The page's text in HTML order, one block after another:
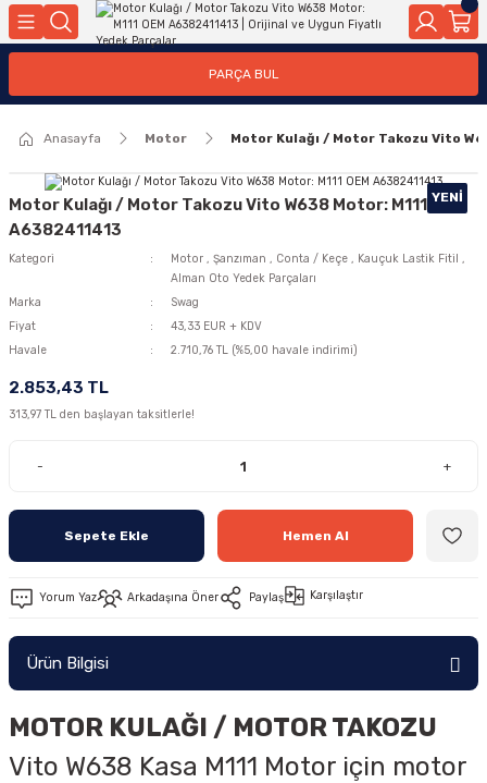
Geri Dön
Geri Dön
Geri Dön
Yakıt Pompası, Yakıt Hatları
Motor Elektrik
Ateşleme Buji Bobin Buji Kablosu
Geri Dön
Geri Dön
Geri Dön
Kollar
Geri Dön
Geri Dön
Ön Arka
Geri Dön
PARÇA BUL
Anasayfa Motor Motor Kulağı / Motor Takozu Vito
YENI
Motor Kulağı / Motor Takozu Vito W638 Motor: M111 OEM
A6382411413
Kategori Motor , Şanzıman , Conta / Keçe , Kauçuk Lastik Fitil ,
Alman Oto Yedek Parçaları
Marka
Swag
Fiyat
43,33 EUR + KDV
Havale
2.710,76 TL (%5,00 havale indirimi)
2.853,43 TL
313,97 TL den başlayan taksitlerle!
- +
Sepete Ekle Hemen Al
Yorum Yaz Arkadaşına Öner Paylaş Karşılaştır
Ürün Bilgisi
MOTOR KULAĞI / MOTOR TAKOZU
Vito W638 Kasa M111 Motor için motor